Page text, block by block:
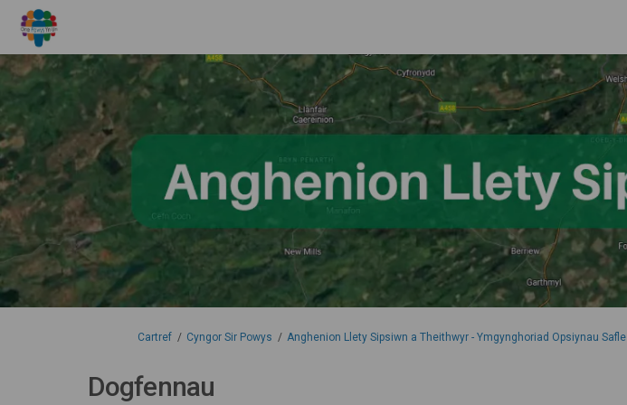
Rydych yma:
Cartref Cyngor Sir Powys Anghenion Llety Sipsiwn a Theithwyr - Ymgynghoriad Opsiynau Safle
Dogfennau